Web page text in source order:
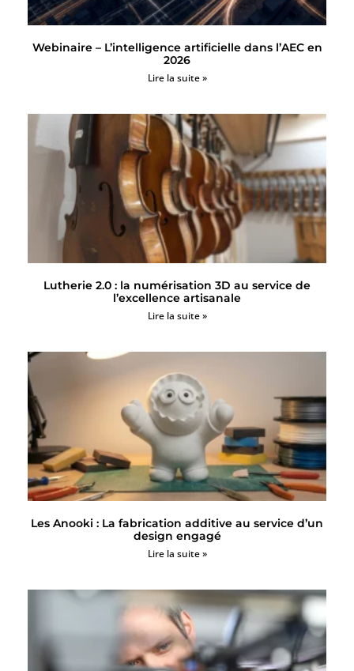
Webinaire – L’intelligence artificielle dans l’AEC en
2026
Lire la suite »
Lutherie 2.0 : la numérisation 3D au service de
l’excellence artisanale
Lire la suite »
Les Anooki : La fabrication additive au service d’un
design engagé
Lire la suite »